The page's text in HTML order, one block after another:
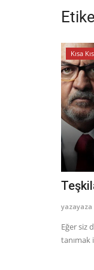
Kısa
yazayaza
Eğer siz
tanımak